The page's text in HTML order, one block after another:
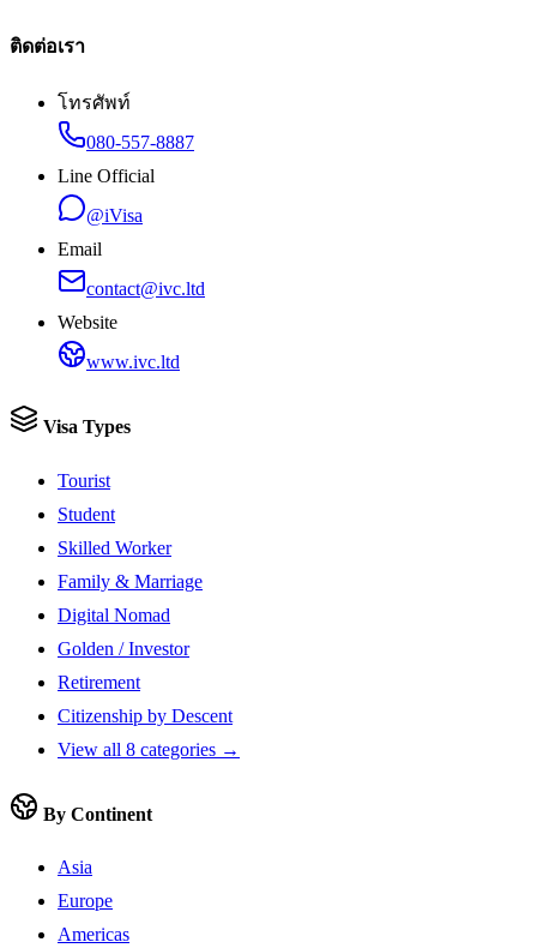
ติดต่อเรา
โทรศัพท์
080-557-8887
Line Official
@iVisa
Email
contact@ivc.ltd
Website
www.ivc.ltd
Visa Types
Tourist
Student
Skilled Worker
Family & Marriage
Digital Nomad
Golden / Investor
Retirement
Citizenship by Descent
View all 8 categories →
By Continent
Asia
Europe
Americas